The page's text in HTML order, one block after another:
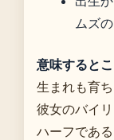
ムズ
意味すると
生まれも育
彼女のバイ
ハーフであ